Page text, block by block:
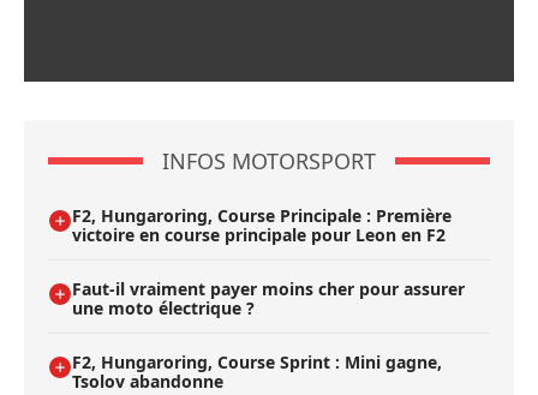
INFOS MOTORSPORT
F2, Hungaroring, Course Principale : Première
victoire en course principale pour Leon en F2
Faut-il vraiment payer moins cher pour assurer
une moto électrique ?
F2, Hungaroring, Course Sprint : Mini gagne,
Tsolov abandonne